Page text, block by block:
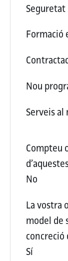
Formació
Nou
Serveis al
Compteu
No
La vostra
model de
concreció
Sí